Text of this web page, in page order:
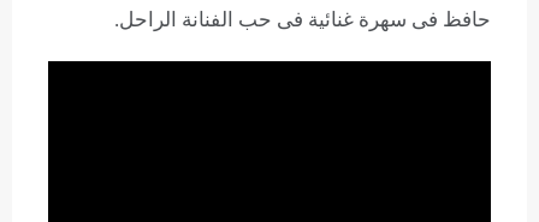
حافظ فى سهرة غنائية فى حب الفنانة الراحل.